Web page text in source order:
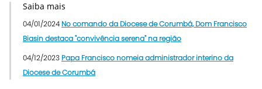
Saiba mais
04/01/2024 No comando da Diocese de Corumbá, Dom Francisco
Biasin destaca "convivência serena" na região
04/12/2023 Papa Francisco nomeia administrador interino da
Diocese de Corumbá